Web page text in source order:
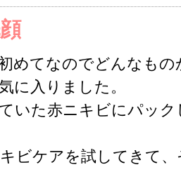
めてなのでどんなもの
に入りました。
いた赤ニキビにパッ
ビケアを試してきて